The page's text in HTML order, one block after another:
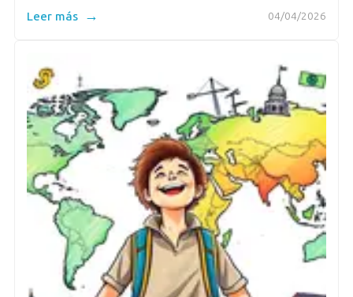
04/04/2026
Leer más →